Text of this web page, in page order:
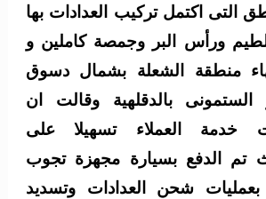
التى اكتمل تركيب العدادات بها
ورأس البر وجمصة كاملين و
منطقة الشعلة بشمال دسوق
بالدقلهية وقالت ان
خدمة العملاء تسهيلا على
تم الدفع بسيارة مجهزة تجوب
بعمليات شحن العدادات وتسديد